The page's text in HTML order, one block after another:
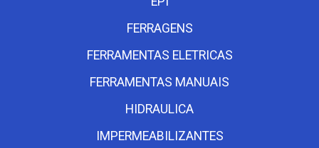
FERRAGENS
FERRAMENTAS ELETRICAS
FERRAMENTAS MANUAIS
HIDRAULICA
IMPERMEABILIZANTES